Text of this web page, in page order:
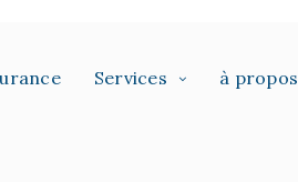
Services à propos